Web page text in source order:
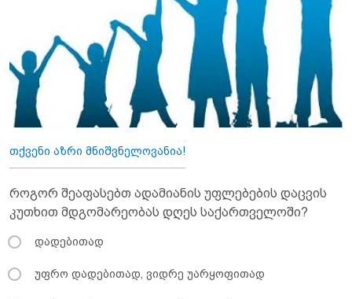
თქვენი აზრი მნიშვნელოვანია!
როგორ შეაფასებთ ადამიანის უფლებების დაცვის
კუთხით მდგომარეობას დღეს საქართველოში?
დადებითად
უფრო დადებითად, ვიდრე უარყოფითად